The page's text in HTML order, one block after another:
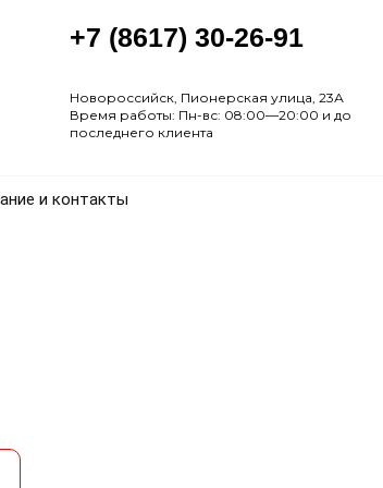
+7 (8617) 30-26-91
Новороссийск, Пионерская улица, 23А
Время работы: Пн-вс: 08:00—20:00 и до
последнего клиента
и контакты